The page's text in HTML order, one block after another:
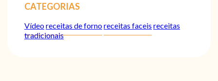
CATEGORIAS
Vídeoreceitas de fornoreceitas faceis receitas
tradicionais